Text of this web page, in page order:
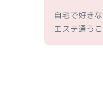
自宅で好き
エステ通う